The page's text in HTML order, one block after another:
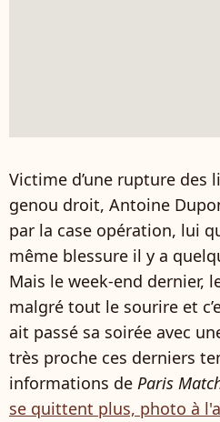
Victime d’une rupture des
genou droit, Antoine
par la case opération, lui
même blessure il y a
Mais le week-end dernier,
malgré tout le sourire et
ait passé sa soirée avec
très proche ces derniers
informations de Paris
se quittent plus, photo à